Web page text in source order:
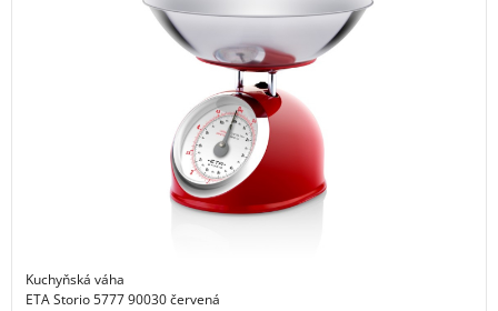
Kuchyňská váha
ETA Storio 5777 90030 červená